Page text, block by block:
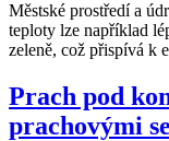
Městské prostředí a
teploty lze například
zeleně, což přispívá k
Prach pod
prachovými